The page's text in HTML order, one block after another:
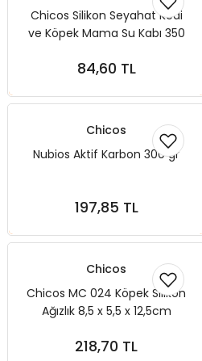
Chicos Silikon Seyahat Kedi
ve Köpek Mama Su Kabı 350
84,60 TL
Sepete Ekle
Chicos
Nubios Aktif Karbon 300 gr
197,85 TL
Sepete Ekle
Chicos
Chicos MC 024 Köpek Silikon
Ağızlık 8,5 x 5,5 x 12,5cm
218,70 TL
Sepete Ekle